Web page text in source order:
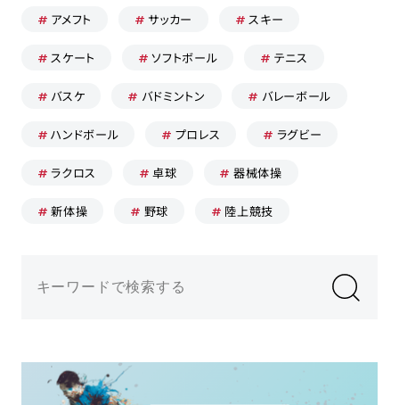
アメフト サッカー スキー
スケート ソフトボール テニス
バスケ バドミントン バレーボール
ハンドボール プロレス ラグビー
ラクロス 卓球 器械体操
新体操 野球 陸上競技
お問い合わせ
運営会社
プライバシーポリシー